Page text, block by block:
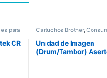
para
CR
Cartuchos Brother,
Unidad de Imagen
(Drum/Tambor)